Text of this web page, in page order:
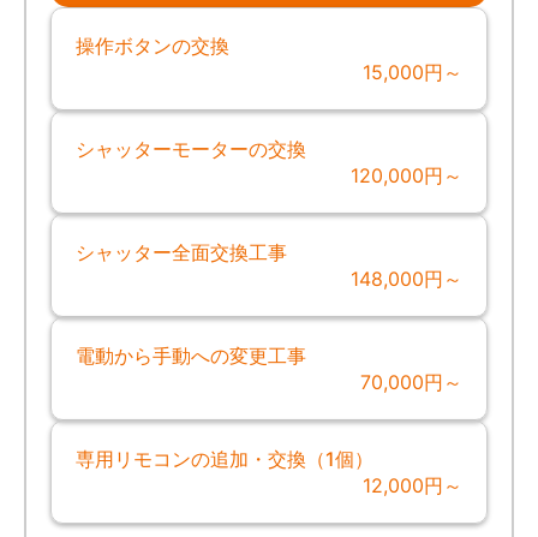
操作ボタンの交換
15,000円～
シャッターモーターの交換
120,000円～
シャッター全面交換工事
148,000円～
電動から手動への変更工事
70,000円～
専用リモコンの追加・交換（1個）
12,000円～